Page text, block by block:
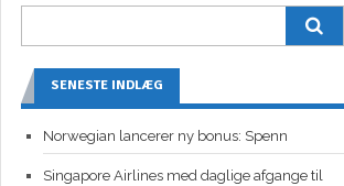
SENESTE INDLÆG
Norwegian lancerer ny bonus: Spenn
Singapore Airlines med daglige afgange til